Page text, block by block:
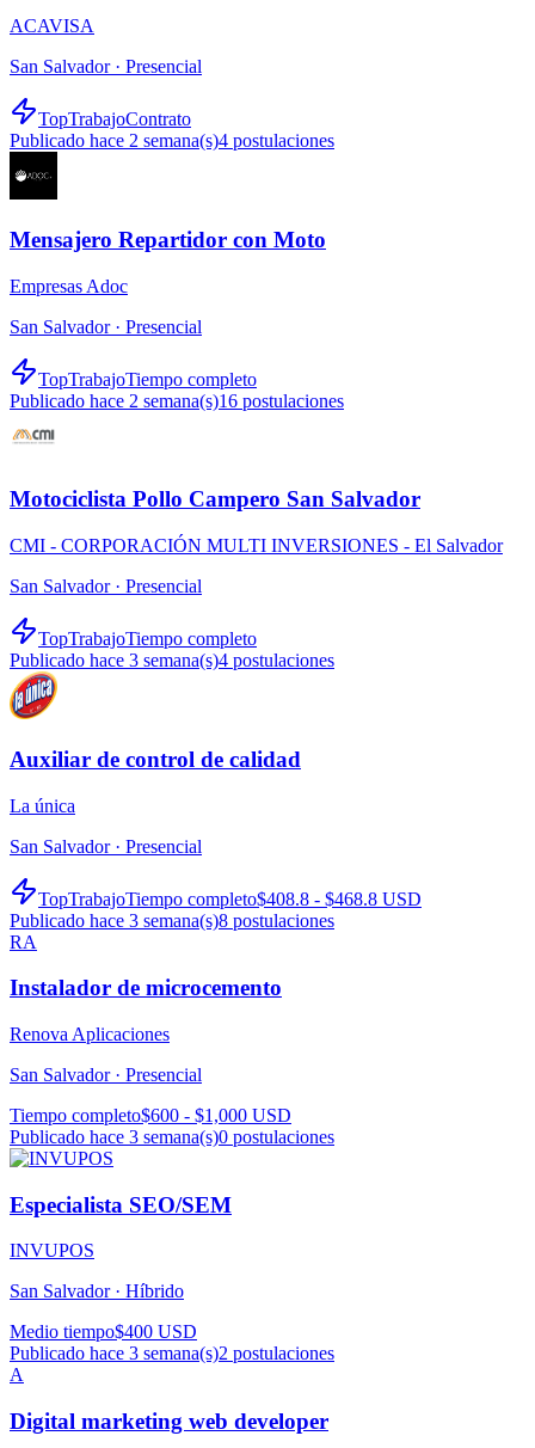
ACAVISA
San Salvador · Presencial
TopTrabajoContrato
Publicado hace 2 semana(s)4 postulaciones
Mensajero Repartidor con Moto
Empresas Adoc
San Salvador · Presencial
TopTrabajoTiempo completo
Publicado hace 2 semana(s)16 postulaciones
Motociclista Pollo Campero San Salvador
CMI - CORPORACIÓN MULTI INVERSIONES - El Salvador
San Salvador · Presencial
TopTrabajoTiempo completo
Publicado hace 3 semana(s)4 postulaciones
Auxiliar de control de calidad
La única
San Salvador · Presencial
TopTrabajoTiempo completo$408.8 - $468.8 USD
Publicado hace 3 semana(s)8 postulaciones
RA
Instalador de microcemento
Renova Aplicaciones
San Salvador · Presencial
Tiempo completo$600 - $1,000 USD
Publicado hace 3 semana(s)0 postulaciones
Especialista SEO/SEM
INVUPOS
San Salvador · Híbrido
Medio tiempo$400 USD
Publicado hace 3 semana(s)2 postulaciones
A
Digital marketing web developer